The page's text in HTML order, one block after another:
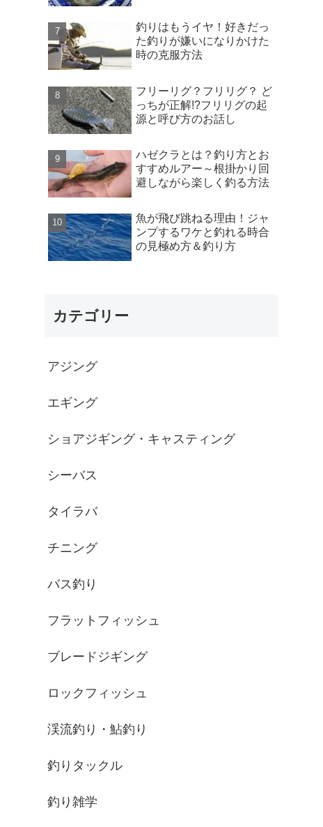
釣りはもうイヤ！好きだっ
た釣りが嫌いになりかけた
時の克服方法
フリーリグ？フリリグ？ ど
っちが正解!?フリリグの起
源と呼び方のお話し
ハゼクラとは？釣り方とお
すすめルアー～根掛かり回
避しながら楽しく釣る方法
魚が飛び跳ねる理由！ジャ
ンプするワケと釣れる時合
の見極め方＆釣り方
カテゴリー
アジング
エギング
ショアジギング・キャスティング
シーバス
タイラバ
チニング
バス釣り
フラットフィッシュ
ブレードジギング
ロックフィッシュ
渓流釣り・鮎釣り
釣りタックル
釣り雑学